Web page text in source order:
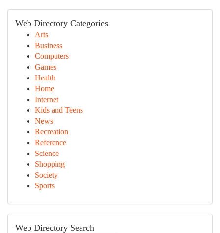
Web Directory Categories
Arts
Business
Computers
Games
Health
Home
Internet
Kids and Teens
News
Recreation
Reference
Science
Shopping
Society
Sports
Web Directory Search